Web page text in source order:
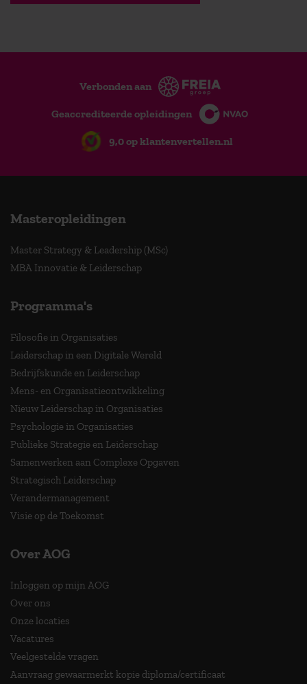
Verbonden aan
Geaccrediteerde opleidingen
9,0 op klantenvertellen.nl
Masteropleidingen
Master Strategy & Leadership (MSc)
MBA Innovatie & Leiderschap
Programma's
Filosofie in Organisaties
Leiderschap in een Digitale Wereld
Bedrijfskunde en Leiderschap
Mens- en Organisatieontwikkeling
Nieuw Leiderschap in Organisaties
Psychologie in Organisaties
Publieke Strategie en Leiderschap
Samenwerken aan Complexe Opgaven
Strategisch Leiderschap
Verandermanagement
Visie op de Toekomst
Over AOG
Inloggen op mijn AOG
Over ons
Onze locaties
Vacatures
Veelgestelde vragen
Aanvraag gewaarmerkt kopie diploma/certificaat